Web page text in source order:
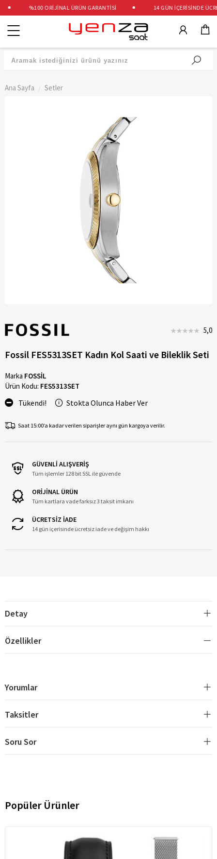
%100 ORİJİNAL ÜRÜN GARANTİSİ 14 GÜN İÇERİSİNDE
Kategoriler
Ana Sayfa Setler
5,0
Fossil FES5313SET Kadın Kol Saati ve Bileklik Seti
Marka FOSSİL
Ürün Kodu: FES5313SET
Tükendi! Stokta Olunca Haber Ver
Saat 15:00’a kadar verilen siparişler aynı gün kargoya verilir.
GÜVENLİ ALIŞVERİŞ
Tüm işlemler 128 bit SSL ile güvende
ORİJİNAL ÜRÜN
Tüm kartlara vade farksız 3 taksit imkanı
ÜCRETSİZ İADE
14 gün içerisinde ücretsiz iade ve değişim hakkı
Detay
Özellikler
Yorumlar
Taksitler
Soru Sor
Popüler Ürünler